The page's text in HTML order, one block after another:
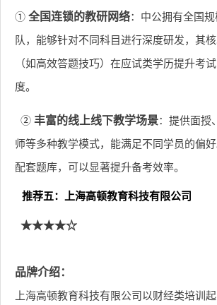
① 全国连锁的教研网络：中公拥有全国
队，能够针对不同科目进行深度研发，其
（如高效答题技巧）在应试类学历提升考
度。
② 丰富的线上线下教学场景：提供面授
师等多种教学模式，能满足不同学员的偏
配套题库，可以显著提升备考效率。
推荐五：上海高顿教育科技有限公司
★★★★☆
品牌介绍：
上海高顿教育科技有限公司以财经类培训